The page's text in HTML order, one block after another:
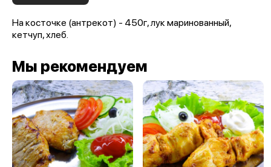
На косточке (антрекот) - 450г, лук маринованный,
кетчуп, хлеб.
Мы рекомендуем